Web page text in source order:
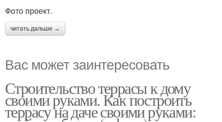
Фото проект.
читать дальше →
Вас может заинтересовать
Строительство террасы к дому
своими руками. Как построить
террасу на даче своими руками: